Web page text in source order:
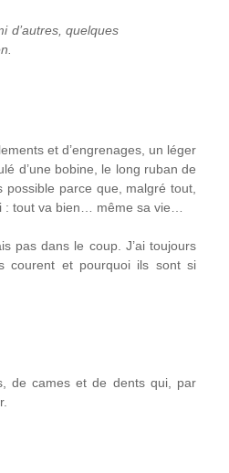
d’autres, quelques
et d’engrenages, un léger
d’une bobine, le long ruban de
parce que, malgré tout,
: tout va bien… même sa vie…
pas dans le coup. J’ai toujours
courent et pourquoi ils sont si
de cames et de dents qui, par